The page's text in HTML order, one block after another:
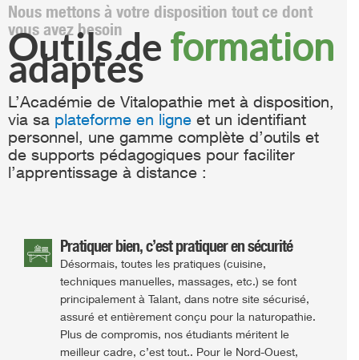
Nous mettons à votre disposition tout ce dont
vous avez besoin
Outils de formation
adaptés
L’Académie de Vitalopathie met à disposition,
via sa plateforme en ligne et un identifiant
personnel, une gamme complète d’outils et
de supports pédagogiques pour faciliter
l’apprentissage à distance :
Pratiquer bien, c’est pratiquer en sécurité
Désormais, toutes les pratiques (cuisine,
techniques manuelles, massages, etc.) se font
principalement à Talant, dans notre site sécurisé,
assuré et entièrement conçu pour la naturopathie.
Plus de compromis, nos étudiants méritent le
meilleur cadre, c’est tout.. Pour le Nord-Ouest,